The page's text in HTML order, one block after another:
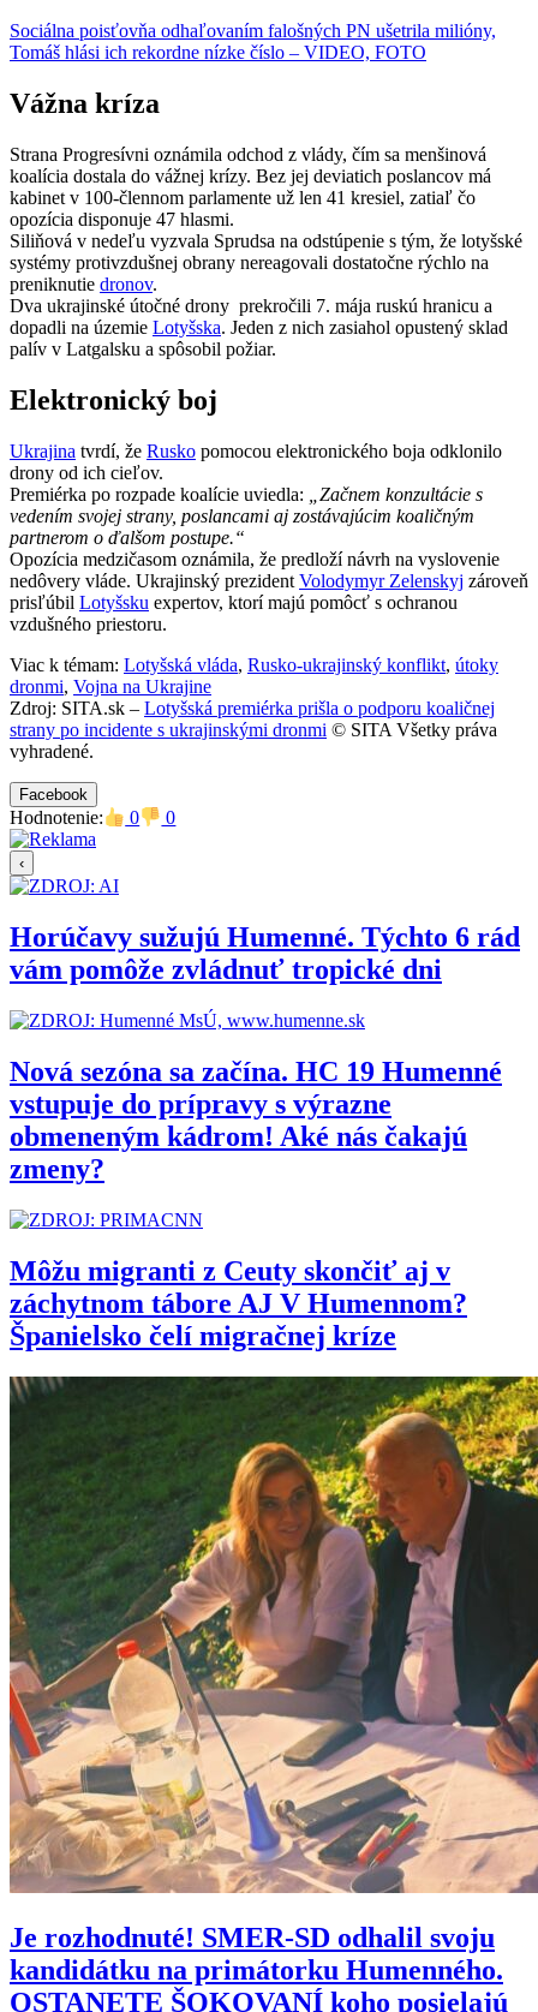
Sociálna poisťovňa odhaľovaním falošných PN ušetrila milióny,
Tomáš hlási ich rekordne nízke číslo – VIDEO, FOTO
Vážna kríza
Strana Progresívni oznámila odchod z vlády, čím sa menšinová
koalícia dostala do vážnej krízy. Bez jej deviatich poslancov má
kabinet v 100-člennom parlamente už len 41 kresiel, zatiaľ čo
opozícia disponuje 47 hlasmi.
Siliňová v nedeľu vyzvala Sprudsa na odstúpenie s tým, že lotyšské
systémy protivzdušnej obrany nereagovali dostatočne rýchlo na
preniknutie dronov.
Dva ukrajinské útočné drony prekročili 7. mája ruskú hranicu a
dopadli na územie Lotyšska. Jeden z nich zasiahol opustený sklad
palív v Latgalsku a spôsobil požiar.
Elektronický boj
Ukrajina tvrdí, že Rusko pomocou elektronického boja odklonilo
drony od ich cieľov.
Premiérka po rozpade koalície uviedla:
„Začnem konzultácie s
vedením svojej strany, poslancami aj zostávajúcim koaličným
partnerom o ďalšom postupe.“
Opozícia medzičasom oznámila, že predloží návrh na vyslovenie
nedôvery vláde. Ukrajinský prezident Volodymyr Zelenskyj zároveň
prisľúbil Lotyšsku expertov, ktorí majú pomôcť s ochranou
vzdušného priestoru.
Viac k témam: Lotyšská vláda, Rusko-ukrajinský konflikt, útoky
dronmi, Vojna na Ukrajine
Zdroj: SITA.sk – Lotyšská premiérka prišla o podporu koaličnej
strany po incidente s ukrajinskými dronmi © SITA Všetky práva
vyhradené.
Facebook
Hodnotenie: 0 0
‹
Horúčavy sužujú Humenné. Týchto 6 rád
vám pomôže zvládnuť tropické dni
Nová sezóna sa začína. HC 19 Humenné
vstupuje do prípravy s výrazne
obmeneným kádrom! Aké nás čakajú
zmeny?
Môžu migranti z Ceuty skončiť aj v
záchytnom tábore AJ V Humennom?
Španielsko čelí migračnej kríze
Je rozhodnuté! SMER-SD odhalil svoju
kandidátku na primátorku Humenného.
OSTANETE ŠOKOVANÍ koho posielajú